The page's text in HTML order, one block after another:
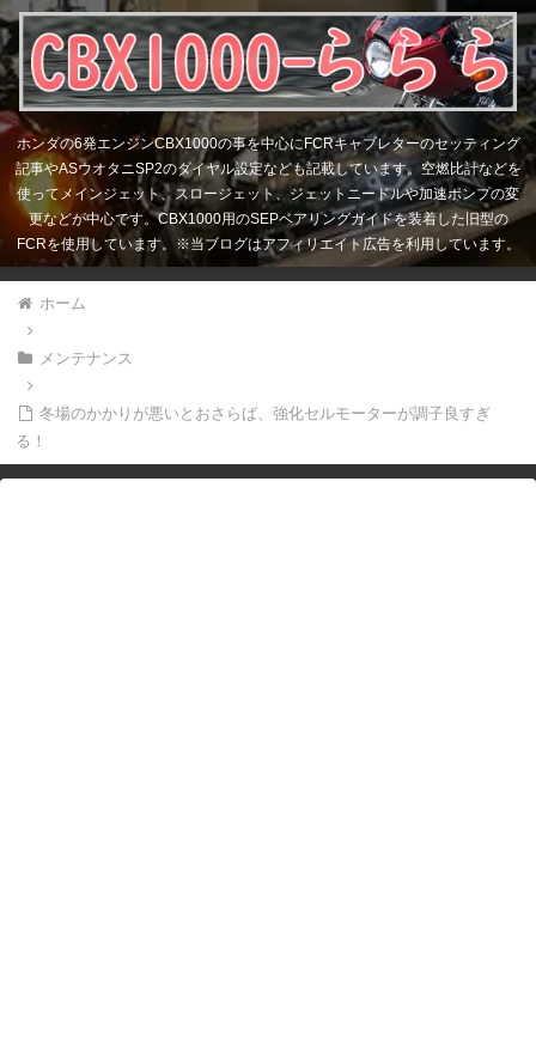
ホンダの6発エンジンCBX1000の事を中心にFCRキャブレターのセッティング
記事やASウオタニSP2のダイヤル設定なども記載しています。空燃比計などを
使ってメインジェット、スロージェット、ジェットニードルや加速ポンプの変
更などが中心です。CBX1000用のSEPベアリングガイドを装着した旧型の
FCRを使用しています。※当ブログはアフィリエイト広告を利用しています。
ホーム
メンテナンス
冬場のかかりが悪いとおさらば、強化セルモーターが調子良すぎ
る！